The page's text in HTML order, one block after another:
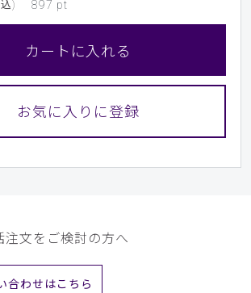
) 897 pt
カートに入れる
文をご検討の方へ
合わせはこちら